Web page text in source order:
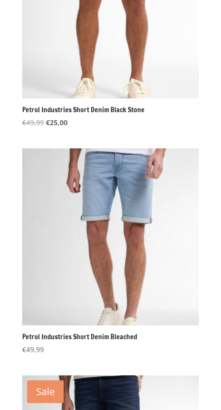
Petrol Industries Short Denim Black Stone
€49,99 Oorspronkelijke
€25,00Huidige
€25,00.
Petrol Industries Short Denim Bleached
€49,99
Sale